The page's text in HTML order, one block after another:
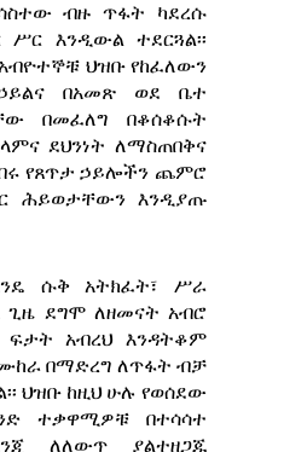
ብዙ ጥፋት ካደረሱ
እንዲውል ተደርጓል፡፡
ህዝቡ የከፈለውን
በአመጽ ወደ ቤተ
በመፈለግ በቆሰቆሱት
ደህንነት ለማስጠበቅና
የጸጥታ ኃይሎችን ጨምሮ
ሕይወታቸውን እንዲያጡ
ሱቅ አትክፈት፣ ሥራ
ጊዜ ደግሞ ለዘመናት አብሮ
ፍታት አብረህ እንዳትቆም
በማድረግ ለጥፋት ብቻ
ህዝቡ ከዚህ ሁሉ የወሰደው
ተቃዋሚዎቹ በተሳሳተ
ለለውጥ ያልተዘጋጁ